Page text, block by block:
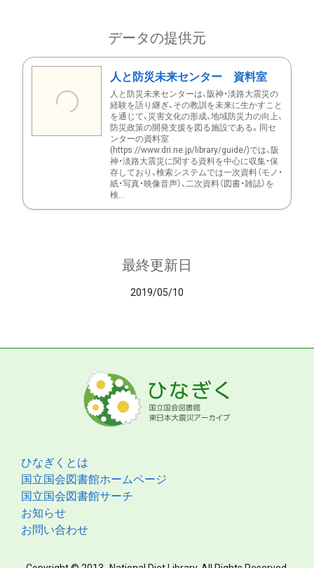
データの提供元
人と防災未来センター 資料室
人と防災未来センターは、阪神・淡路大震災の
経験を語り継ぎ、その教訓を未来に生かすこと
を通じて、災害文化の形成、地域防災力の向上、
防災政策の開発支援を図る施設である。同セ
ンターの資料室
(https://www.dri.ne.jp/library/guide/)では、阪
神・淡路大震災に関する資料を中心に収集・保
存しており、検索システムでは一次資料（モノ・
紙・写真・映像音声）、二次資料（図書・雑誌）を
検...
最終更新日
2019/05/10
ひなぎくとは
国立国会図書館ホームページ
国立国会図書館サーチ
お知らせ
お問い合わせ